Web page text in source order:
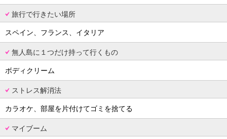
旅行で行きたい場所
スペイン、フランス、イタリア
無人島に１つだけ持って行くもの
ボディクリーム
ストレス解消法
カラオケ、部屋を片付けてゴミを捨てる
マイブーム